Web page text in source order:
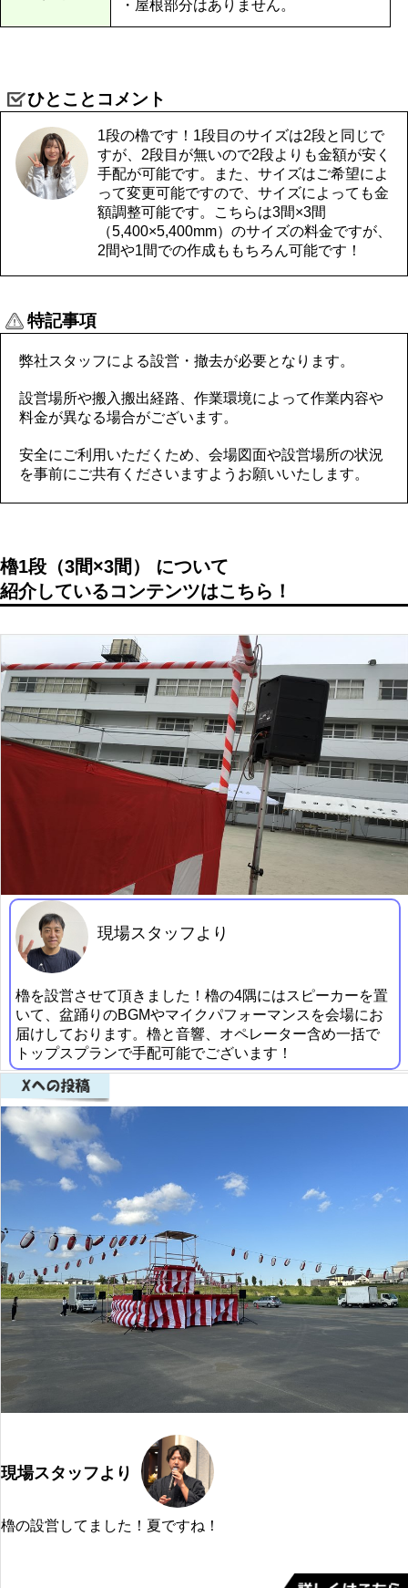
・屋根部分はありません。
ひとことコメント
1段の櫓です！1段目のサイズは2段と同じで
すが、2段目が無いので2段よりも金額が安く
手配が可能です。また、サイズはご希望によ
って変更可能ですので、サイズによっても金
額調整可能です。こちらは3間×3間
（5,400×5,400mm）のサイズの料金ですが、
2間や1間での作成ももちろん可能です！
特記事項
弊社スタッフによる設営・撤去が必要となります。
設営場所や搬入搬出経路、作業環境によって作業内容や
料金が異なる場合がございます。
安全にご利用いただくため、会場図面や設営場所の状況
を事前にご共有くださいますようお願いいたします。
櫓1段（3間×3間） について
紹介しているコンテンツはこちら！
現場スタッフより
櫓を設営させて頂きました！櫓の4隅にはスピーカーを置
いて、盆踊りのBGMやマイクパフォーマンスを会場にお
届けしております。櫓と音響、オペレーター含め一括で
トップスプランで手配可能でございます！
現場スタッフより
櫓の設営してました！夏ですね！